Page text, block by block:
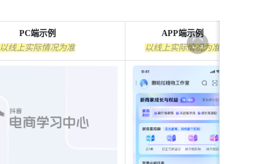
PC端示例
以线上实际情况为准
APP端示例
以线上实际情况为准
屏
展